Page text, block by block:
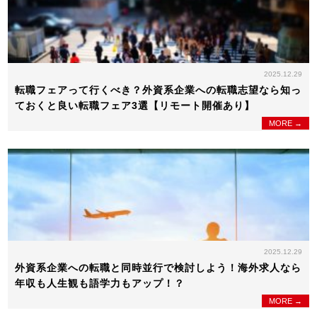
2025.12.29
転職フェアって行くべき？外資系企業への転職志望なら知っ
ておくと良い転職フェア3選【リモート開催あり】
MORE →
2025.12.29
外資系企業への転職と同時並行で検討しよう！海外求人なら
年収も人生観も語学力もアップ！？
MORE →